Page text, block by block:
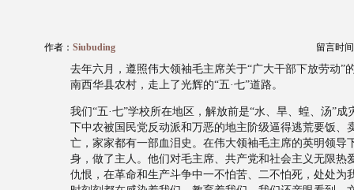
作者： Siubuding 留言时
去年六月，遵照伟大领袖毛主席关于“广大干部下放劳动”
南西华县农村，走上了光辉的“五·七”道路。
我们“五·七”学校所在地区，解放前是“水、旱、蝗、汤”成
下中农被国民党反动派和万恶的地主阶级逼得逃荒要饭、
亡，家家都有一部血泪史。在伟大领袖毛主席的英明领导
身，做了主人。他们对毛主席、共产党和社会主义无限热
仇恨，在革命和生产斗争中一不怕苦、二不怕死，处处为